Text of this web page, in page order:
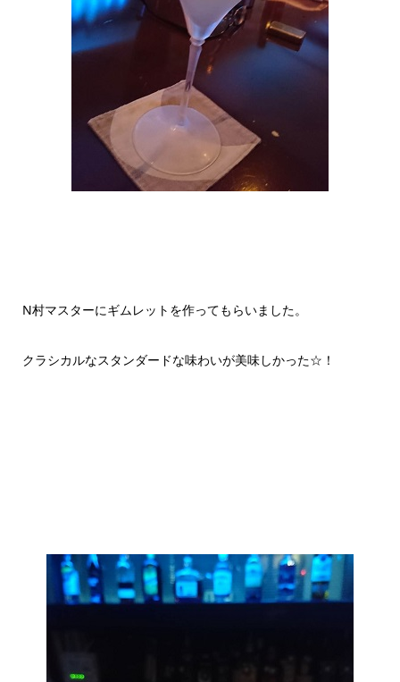
N村マスターにギムレットを作ってもらいました。
クラシカルなスタンダードな味わいが美味しかった☆！